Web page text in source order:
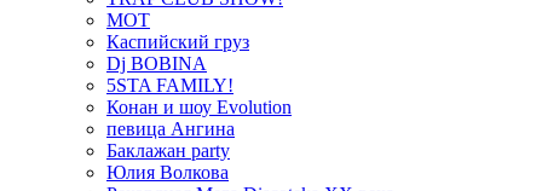
МОТ
Каспийский груз
Dj BOBINA
5STA FAMILY!
Конан и шоу Evolution
певица Ангина
Баклажан party
Юлия Волкова